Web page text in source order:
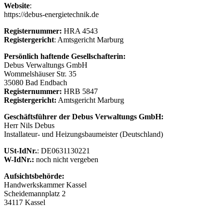
Website:
https://debus-energietechnik.de
Registernummer: HRA 4543
Registergericht: Amtsgericht Marburg
Persönlich haftende Gesellschafterin:
Debus Verwaltungs GmbH
Wommelshäuser Str. 35
35080 Bad Endbach
Registernummer: HRB 5847
Registergericht: Amtsgericht Marburg
Geschäftsführer der Debus Verwaltungs GmbH:
Herr Nils Debus
Installateur- und Heizungsbaumeister (Deutschland)
USt-IdNr.: DE0631130221
W-IdNr.: noch nicht vergeben
Aufsichtsbehörde:
Handwerkskammer Kassel
Scheidemannplatz 2
34117 Kassel